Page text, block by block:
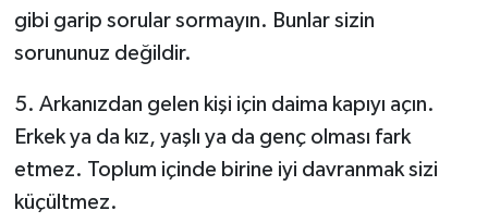
gibi garip sorular sormayın. Bunlar sizin
sorununuz değildir.
5. Arkanızdan gelen kişi için daima kapıyı açın.
Erkek ya da kız, yaşlı ya da genç olması fark
etmez. Toplum içinde birine iyi davranmak sizi
küçültmez.